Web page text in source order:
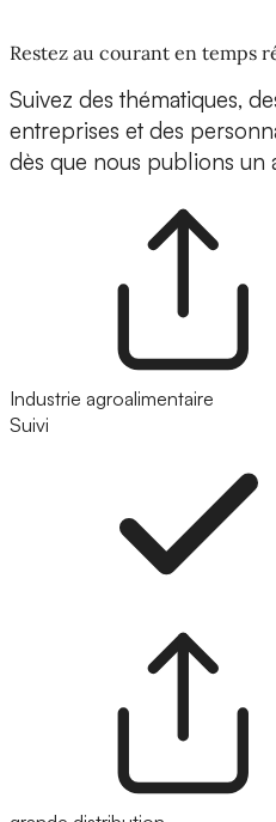
Restez au courant en temps
Suivez des thématiques,
entreprises et des
dès que nous publions un
Industrie agroalimentaire
Suivi